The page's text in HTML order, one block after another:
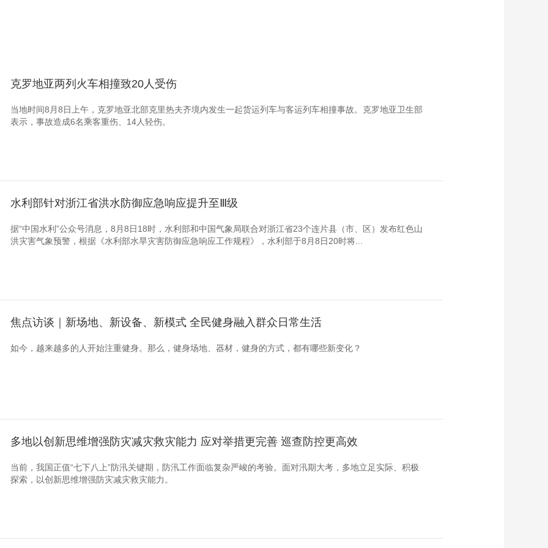
克罗地亚两列火车相撞致20人受伤
当地时间8月8日上午，克罗地亚北部克里热夫齐境内发生一起货运列车与客运列车相撞事故。克罗地亚卫生部
表示，事故造成6名乘客重伤、14人轻伤。
水利部针对浙江省洪水防御应急响应提升至Ⅲ级
据“中国水利”公众号消息，8月8日18时，水利部和中国气象局联合对浙江省23个连片县（市、区）发布红色山
洪灾害气象预警，根据《水利部水旱灾害防御应急响应工作规程》，水利部于8月8日20时将...
焦点访谈｜新场地、新设备、新模式 全民健身融入群众日常生活
如今，越来越多的人开始注重健身。那么，健身场地、器材，健身的方式，都有哪些新变化？
多地以创新思维增强防灾减灾救灾能力 应对举措更完善 巡查防控更高效
当前，我国正值“七下八上”防汛关键期，防汛工作面临复杂严峻的考验。面对汛期大考，多地立足实际、积极
探索，以创新思维增强防灾减灾救灾能力。